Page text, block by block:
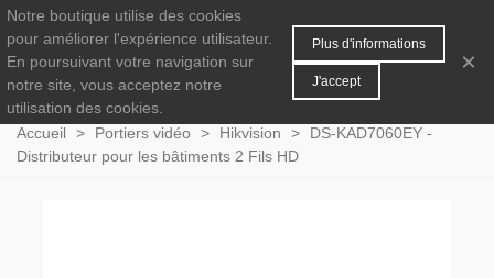
0 MENU
Accueil > Portiers vidéo > Hikvision >
DS-KAD7060EY -
Distributeur pour les bâtiments 2 Fils HD
Notre boutique utilise des cookies
pour améliorer l'expérience utilisateur.
En poursuivant votre navigation sur
notre site, vous acceptez notre
utilisation des cookies.
Plus d'informations
J'accept
×